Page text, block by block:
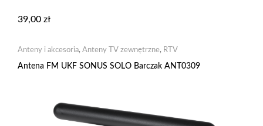
39,00 zł
Anteny i akcesoria, Anteny TV zewnętrzne, RTV
Antena FM UKF SONUS SOLO Barczak ANT0309